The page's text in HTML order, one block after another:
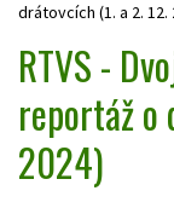
drátovcích (1. a 2. 12.
RTVS -
reportáž o
2024)